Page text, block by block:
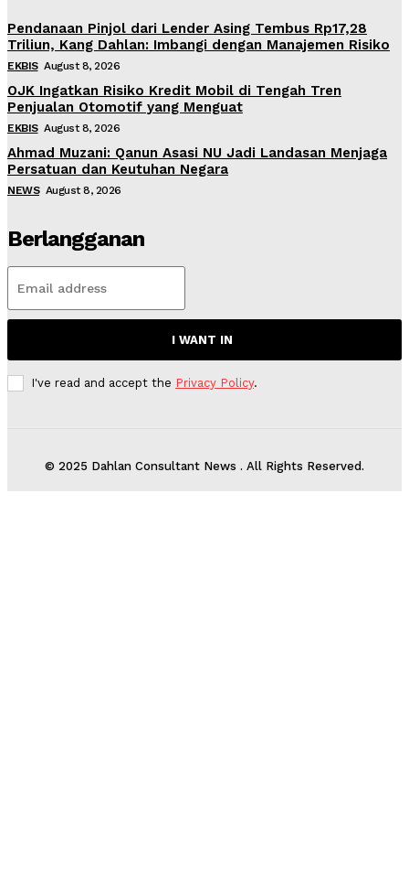
Pendanaan Pinjol dari Lender Asing Tembus Rp17,28
Triliun, Kang Dahlan: Imbangi dengan Manajemen Risiko
EKBIS August 8, 2026
OJK Ingatkan Risiko Kredit Mobil di Tengah Tren
Penjualan Otomotif yang Menguat
EKBIS August 8, 2026
Ahmad Muzani: Qanun Asasi NU Jadi Landasan Menjaga
Persatuan dan Keutuhan Negara
NEWS August 8, 2026
Berlangganan
I WANT IN
I've read and accept the Privacy Policy.
© 2025 Dahlan Consultant News . All Rights Reserved.